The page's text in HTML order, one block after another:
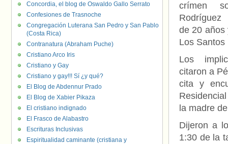
crímen
Rodríguez
de 20 años
Los Santos
Los
citaron a
cita y
la madre
Dijeron a
1:30 de la
Concordia, el blog de Oswaldo Gallo Serrato
Confesiones de Trasnoche
Congregación Luterana San Pedro y San Pablo
(Costa Rica)
Contranatura (Abraham Puche)
Cristiano Arco Iris
Cristiano y Gay
Cristiano y gay!!! Sí ¿y qué?
El Blog de Abdennur Prado
El Blog de Xabier Pikaza
El cristiano indignado
El Frasco de Alabastro
Escrituras Inclusivas
Espiritualidad caminante (cristiana y